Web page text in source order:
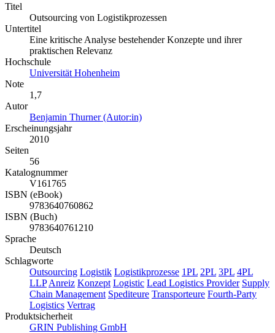
Titel
Outsourcing von Logistikprozessen
Untertitel
Eine kritische Analyse bestehender Konzepte und ihrer
praktischen Relevanz
Hochschule
Universität Hohenheim
Note
1,7
Autor
Benjamin Thurner (Autor:in)
Erscheinungsjahr
2010
Seiten
56
Katalognummer
V161765
ISBN (eBook)
9783640760862
ISBN (Buch)
9783640761210
Sprache
Deutsch
Schlagworte
Outsourcing Logistik Logistikprozesse 1PL 2PL 3PL 4PL
LLP Anreiz Konzept Logistic Lead Logistics Provider Supply
Chain Management Spediteure Transporteure Fourth-Party
Logistics Vertrag
Produktsicherheit
GRIN Publishing GmbH